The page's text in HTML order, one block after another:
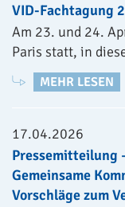
VID-Fachtagung
Am 23. und 24.
Paris statt, in
MEHR LESEN
17.04.2026
Pressemitteilung
Gemeinsame
Vorschläge zum